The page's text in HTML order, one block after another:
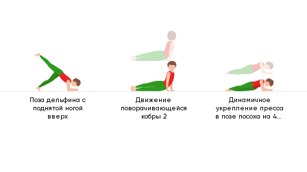
Поза дельфина с
поднятой ногой
вверх
Движение
поворачивающейся
кобры 2
Динамичное
укрепление пресса
в позе посоха на 4-х